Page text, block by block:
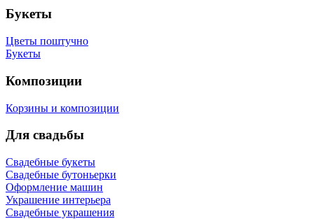
Букеты
Цветы поштучно
Букеты
Композиции
Корзины и композиции
Для свадьбы
Свадебные букеты
Свадебные бутоньерки
Оформление машин
Украшение интерьера
Cвадебные украшения